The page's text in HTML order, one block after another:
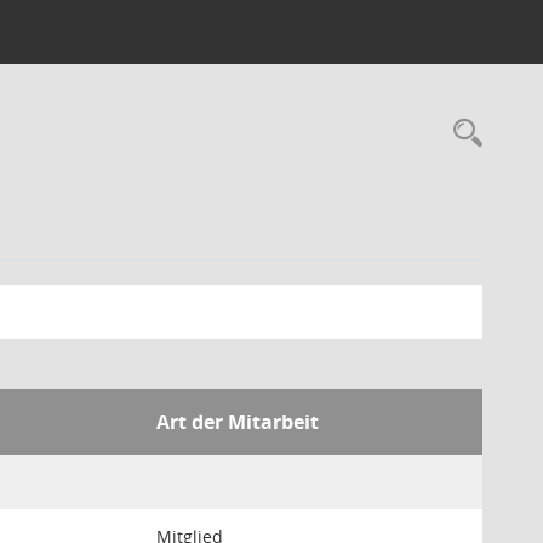
Art der Mitarbeit
Mitglied